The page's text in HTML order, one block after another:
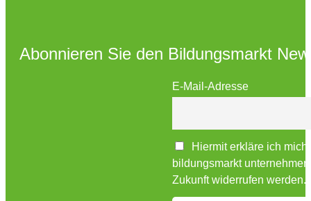
Abonnieren Sie den Bildungsmarkt
E-Mail-Adresse
Hiermit erkläre ich
bildungsmarkt
Zukunft widerrufen werden.